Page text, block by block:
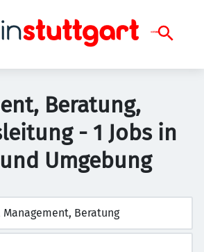
Beratung,
- 1 Jobs in
Umgebung